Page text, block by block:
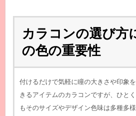
カラコンの選び方
の色の重要性
付けるだけで気軽に瞳の大きさや印象
きるアイテムのカラコンですが、ひと
もそのサイズやデザイン色味は多種多様